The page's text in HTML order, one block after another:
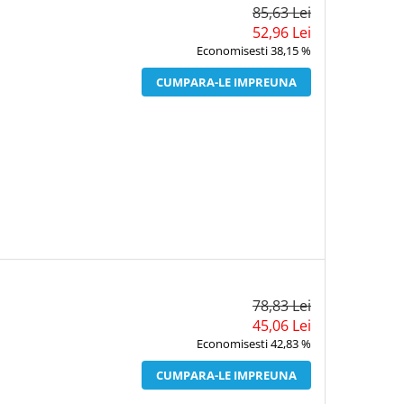
85,63 Lei
52,96 Lei
Economisesti 38,15 %
CUMPARA-LE IMPREUNA
78,83 Lei
45,06 Lei
Economisesti 42,83 %
CUMPARA-LE IMPREUNA